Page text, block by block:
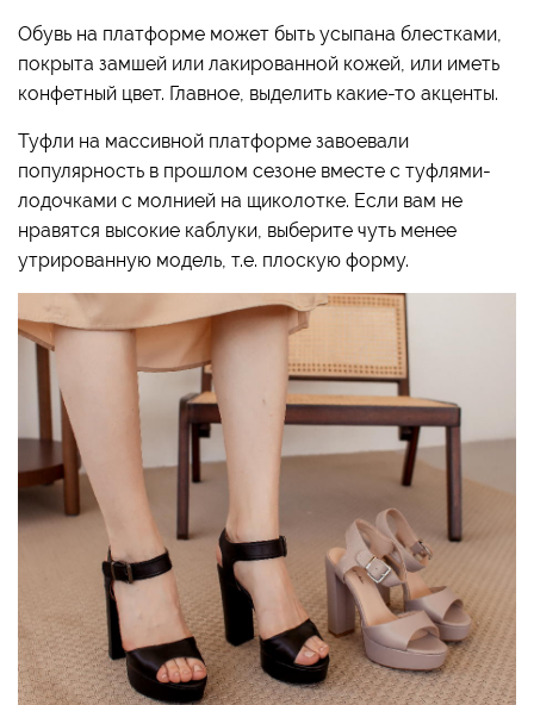
Обувь на платформе может быть усыпана блестками,
покрыта замшей или лакированной кожей, или иметь
конфетный цвет. Главное, выделить какие-то акценты.
Туфли на массивной платформе завоевали
популярность в прошлом сезоне вместе с туфлями-
лодочками с молнией на щиколотке. Если вам не
нравятся высокие каблуки, выберите чуть менее
утрированную модель, т.е. плоскую форму.